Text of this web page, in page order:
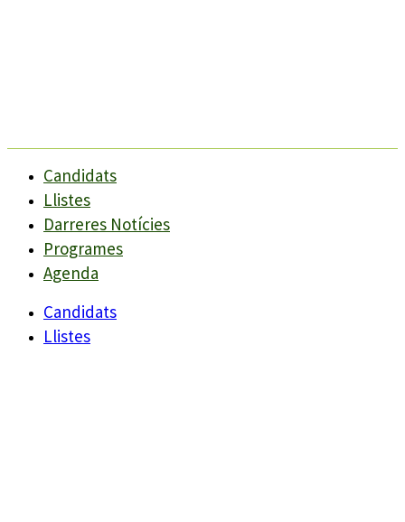
Candidats
Llistes
Darreres Notícies
Programes
Agenda
Candidats
Llistes